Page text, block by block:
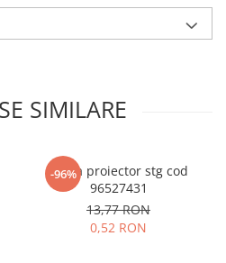
SIMILARE
-96%
Rama proiector stg cod
96527431
13,77 RON
0,52 RON